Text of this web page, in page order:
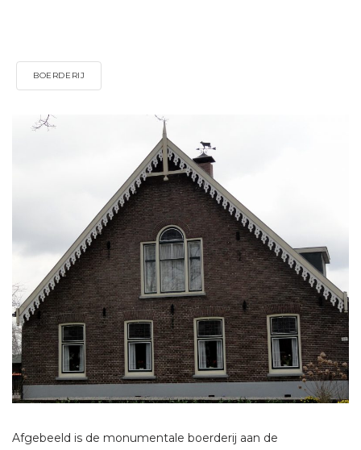
BOERDERIJ
Afgebeeld is de monumentale boerderij aan de